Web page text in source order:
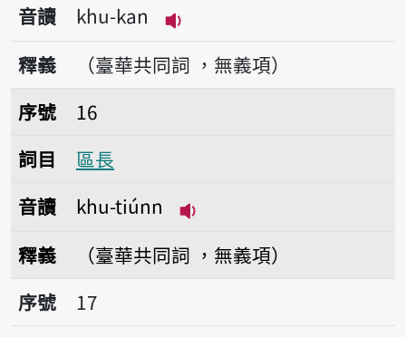
音讀
khu-kan
播放音讀khu-kan
釋義
（臺華共同詞 ，無義項）
序號16區長
序號
16
詞目
區長
音讀
khu-tiúnn
釋義
（臺華共同詞 ，無義項）
序號17區段
序號
17